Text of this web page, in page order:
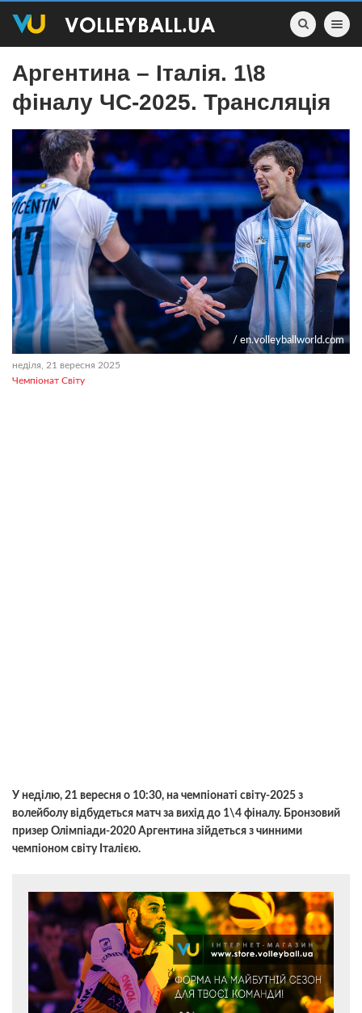
Toggle
Аргентина – Італія. 1\8
фіналу ЧС-2025. Трансляція
/ en.volleyballworld.com
неділя, 21 вересня 2025
Чемпіонат Світу
У неділю, 21 вересня о 10:30, на чемпіонаті світу-2025 з
волейболу відбудеться матч за вихід до 1\4 фіналу. Бронзовий
призер Олімпіади-2020 Аргентина зійдеться з чинними
чемпіоном світу Італією.